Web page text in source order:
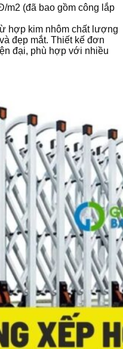
m2 (đã bao gồm công lắp
hợp kim nhôm chất lượng
đẹp mắt. Thiết kế đơn
đại, phù hợp với nhiều